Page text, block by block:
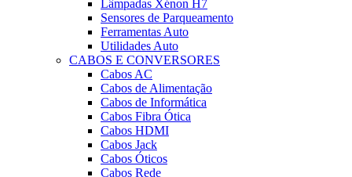
Lâmpadas Xénon H7
Sensores de Parqueamento
Ferramentas Auto
Utilidades Auto
CABOS E CONVERSORES
Cabos AC
Cabos de Alimentação
Cabos de Informática
Cabos Fibra Ótica
Cabos HDMI
Cabos Jack
Cabos Óticos
Cabos Rede